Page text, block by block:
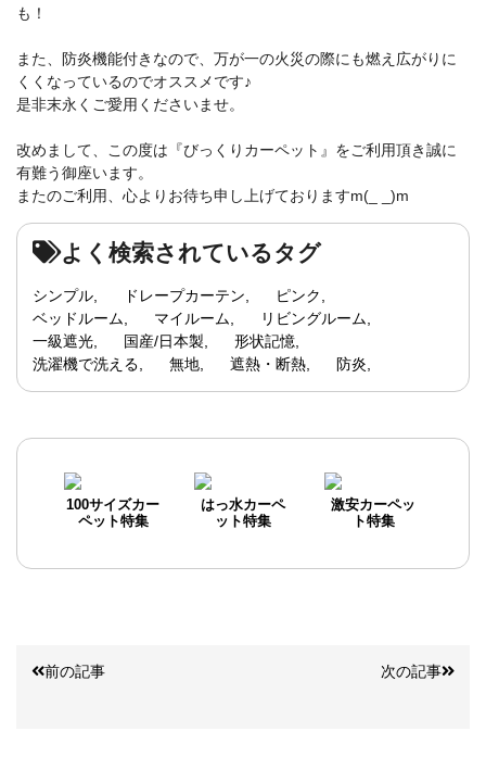
も！
また、防炎機能付きなので、万が一の火災の際にも燃え広がりに
くくなっているのでオススメです♪
是非末永くご愛用くださいませ。
改めまして、この度は『びっくりカーペット』をご利用頂き誠に
有難う御座います。
またのご利用、心よりお待ち申し上げておりますm(_ _)m
よく検索されているタグ
シンプル ドレープカーテン
ピンク
ベッドルーム
マイルーム
リビングルーム
一級遮光
国産/日本製
形状記憶
洗濯機で洗える
無地 遮熱・断熱 防炎
100サイズカー
ペット特集
はっ水カーペ
ット特集
激安カーペッ
ト特集
前の記事 次の記事